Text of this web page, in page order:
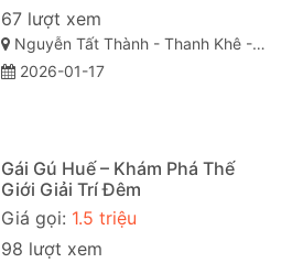
67 lượt xem
Nguyễn Tất Thành - Thanh Khê - Đà Nẵng
2026-01-17
Gái Gú Huế – Khám Phá Thế
Giới Giải Trí Đêm
Giá gọi: 1.5 triệu
98 lượt xem